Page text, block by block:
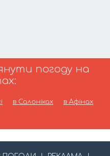
погоду на
в Салоніках
в Афінах